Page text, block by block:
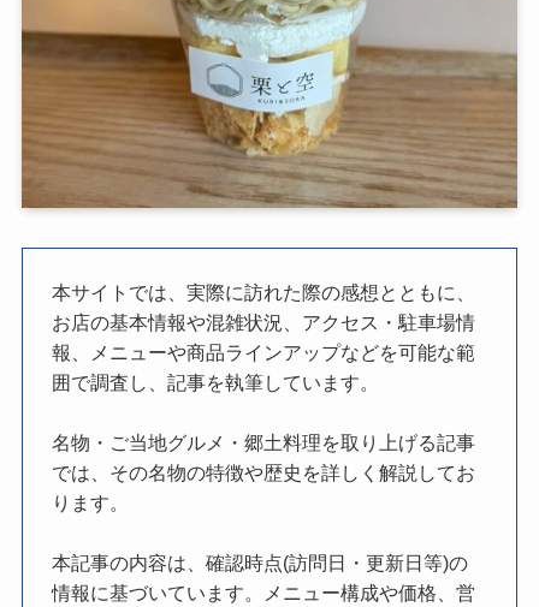
本サイトでは、実際に訪れた際の感想とともに、
お店の基本情報や混雑状況、アクセス・駐車場情
報、メニューや商品ラインアップなどを可能な範
囲で調査し、記事を執筆しています。
名物・ご当地グルメ・郷土料理を取り上げる記事
では、その名物の特徴や歴史を詳しく解説してお
ります。
本記事の内容は、確認時点(訪問日・更新日等)の
情報に基づいています。メニュー構成や価格、営